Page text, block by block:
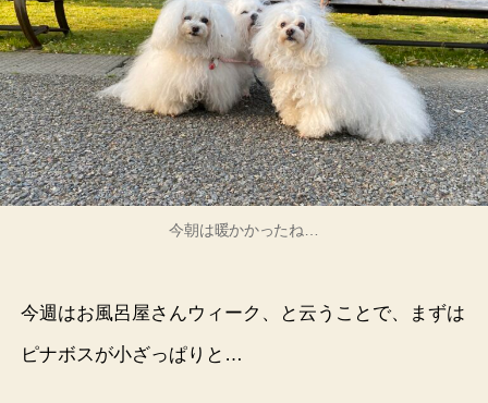
今朝は暖かかったね…
今週はお風呂屋さんウィーク、と云うことで、まずは
ピナボスが小ざっぱりと…